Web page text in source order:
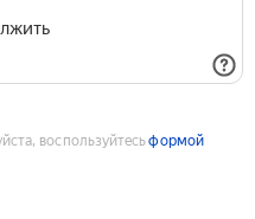
воспользуйтесьформой